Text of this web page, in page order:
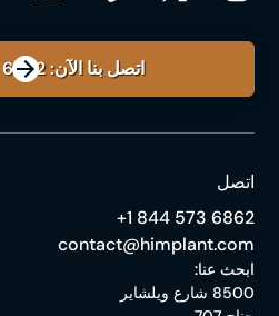
اتصل بنا الآن: ‎+1 844 573 6862
اتصل
‎+1 844 573 6862
contact@himplant.com
ابحث عنا:
8500 شارع ويلشاير